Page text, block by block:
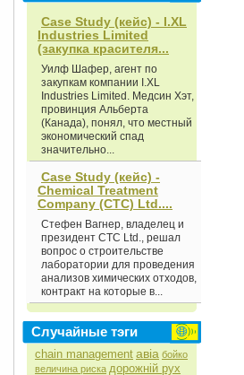
Case Study (кейс) - I.XL
Industries Limited
(закупка красителя...
Уилф Шафер, агент по
закупкам компании I.XL
Industries Limited. Медсин Хэт,
провинция Альберта
(Канада), понял, что местный
экономический спад
значительно...
Case Study (кейс) -
Chemical Treatment
Company (СТС) Ltd....
Стефен Вагнер, владелец и
президент СТС Ltd., решал
вопрос о строительстве
лаборатории для проведения
анализов химических отходов,
контракт на которые в...
Случайные тэги
chain management авіа бойко
величина риска дорожній рух